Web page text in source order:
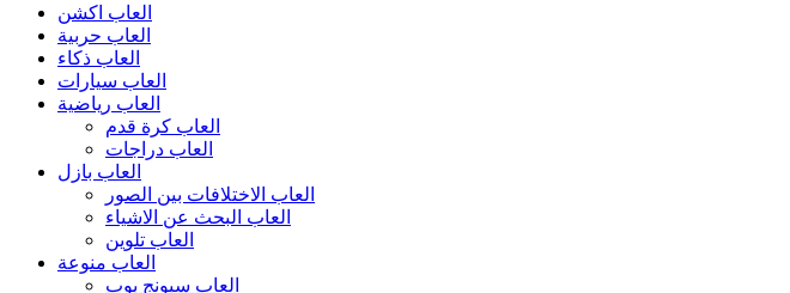
العاب اكشن
العاب حربية
العاب ذكاء
العاب سيارات
العاب رياضية
العاب كرة قدم
العاب دراجات
العاب بازل
العاب الاختلافات بين الصور
العاب البحث عن الاشياء
العاب تلوين
العاب منوعة
العاب سبونج بوب